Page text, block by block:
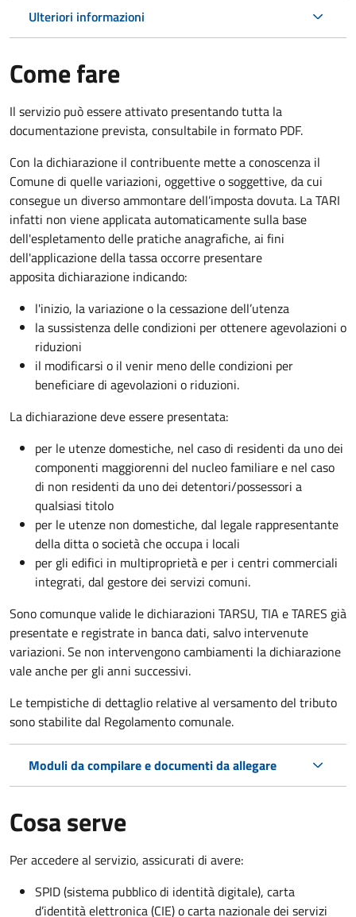
Ulteriori informazioni
Come fare
Il servizio può essere attivato presentando tutta la
documentazione prevista, consultabile in formato PDF.
Con la dichiarazione il contribuente mette a conoscenza il
Comune di quelle variazioni, oggettive o soggettive, da cui
consegue un diverso ammontare dell’imposta dovuta. La TARI
infatti non viene applicata automaticamente sulla base
dell'espletamento delle pratiche anagrafiche, ai fini
dell'applicazione della tassa occorre presentare
apposita dichiarazione indicando:
l'inizio, la variazione o la cessazione dell’utenza
la sussistenza delle condizioni per ottenere agevolazioni o
riduzioni
il modificarsi o il venir meno delle condizioni per
beneficiare di agevolazioni o riduzioni.
La dichiarazione deve essere presentata:
per le utenze domestiche, nel caso di residenti da uno dei
componenti maggiorenni del nucleo familiare e nel caso
di non residenti da uno dei detentori/possessori a
qualsiasi titolo
per le utenze non domestiche, dal legale rappresentante
della ditta o società che occupa i locali
per gli edifici in multiproprietà e per i centri commerciali
integrati, dal gestore dei servizi comuni.
Sono comunque valide le dichiarazioni TARSU, TIA e TARES già
presentate e registrate in banca dati, salvo intervenute
variazioni. Se non intervengono cambiamenti la dichiarazione
vale anche per gli anni successivi.
Le tempistiche di dettaglio relative al versamento del tributo
sono stabilite dal Regolamento comunale.
Moduli da compilare e documenti da allegare
Cosa serve
Per accedere al servizio, assicurati di avere:
SPID (sistema pubblico di identità digitale), carta
d’identità elettronica (CIE) o carta nazionale dei servizi